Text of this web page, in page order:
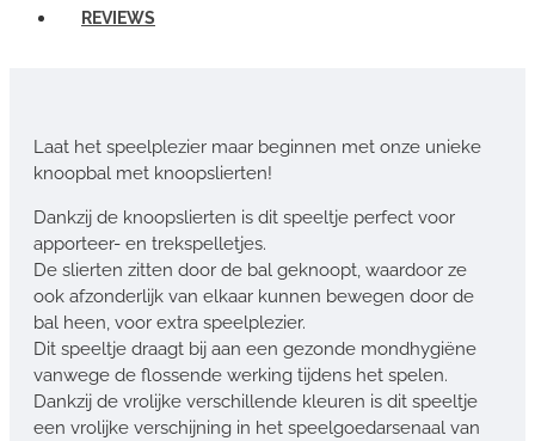
REVIEWS
Laat het speelplezier maar beginnen met onze unieke
knoopbal met knoopslierten!
Dankzij de knoopslierten is dit speeltje perfect voor
apporteer- en trekspelletjes.
De slierten zitten door de bal geknoopt, waardoor ze
ook afzonderlijk van elkaar kunnen bewegen door de
bal heen, voor extra speelplezier.
Dit speeltje draagt bij aan een gezonde mondhygiëne
vanwege de flossende werking tijdens het spelen.
Dankzij de vrolijke verschillende kleuren is dit speeltje
een vrolijke verschijning in het speelgoedarsenaal van